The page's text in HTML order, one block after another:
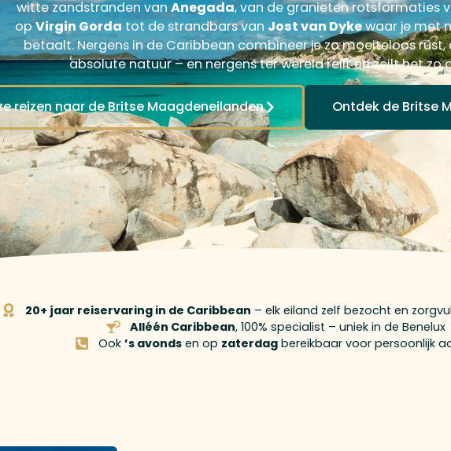
witte zandstranden vanAnegada, van de granieten rotsformaties
opVirgin Gorda tot de strandbars van Jost van Dykewaar je met
betaalt. Nergens in de Caribbean combineer je zo moeiteloos rust,
absolute natuur – en nergens ter wereld reilt en zeilt het zo
reizen naar de Britse Maagdeneilanden Ontdek de Britse
20+ jaar reiservaring in de Caribbean – elk eiland zelf bezocht en
Alléén Caribbean, 100% specialist – uniek in de Benelux
Ook’s avonds en op zaterdag bereikbaar voor persoonlijk